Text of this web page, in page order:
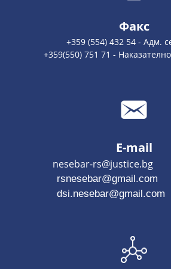
Факс
+359 (554) 432 54 - Адм.
+359(550) 751 71 -
E-mail
nesebar-rs@justice.bg
rsnesebar@gmail.com
dsi.nesebar@gmail.com